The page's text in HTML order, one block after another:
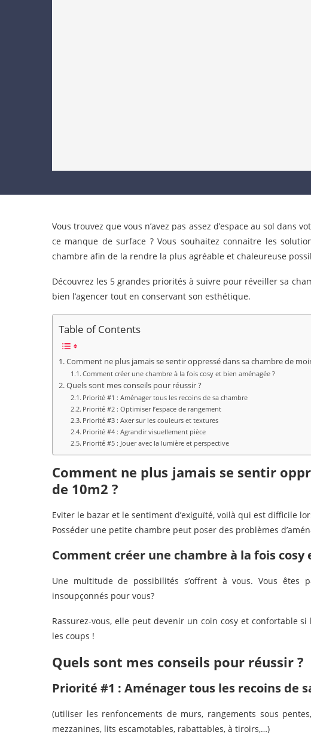
Vous trouvez que vous n’avez pas assez d’espace au sol dans
ce manque de surface ? Vous souhaitez connaitre les
chambre afin de la rendre la plus agréable et chaleureuse
Découvrez les 5 grandes priorités à suivre pour réveiller sa
bien l’agencer tout en conservant son esthétique.
Table of Contents
Comment ne plus jamais se sentir oppressé dans sa chambre de
Comment créer une chambre à la fois cosy et bien aménagée ?
Quels sont mes conseils pour réussir ?
Priorité #1 : Aménager tous les recoins de sa chambre
Priorité #2 : Optimiser l’espace de rangement
Priorité #3 : Axer sur les couleurs et textures
Priorité #4 : Agrandir visuellement pièce
Priorité #5 : Jouer avec la lumière et perspective
Comment ne plus jamais se sentir
de 10m2 ?
Eviter le bazar et le sentiment d’exiguïté, voilà qui est difficile
Posséder une petite chambre peut poser des problèmes
Comment créer une chambre à la fois cosy
Une multitude de possibilités s’offrent à vous. Vous
insoupçonnés pour vous?
Rassurez-vous, elle peut devenir un coin cosy et confortable
les coups !
Quels sont mes conseils pour réussir ?
Priorité #1 : Aménager tous les recoins de
(utiliser les renfoncements de murs, rangements sous
mezzanines, lits escamotables, rabattables, à tiroirs,…)